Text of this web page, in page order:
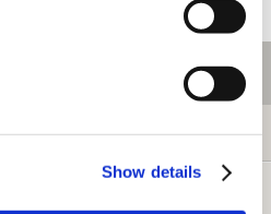
Show details